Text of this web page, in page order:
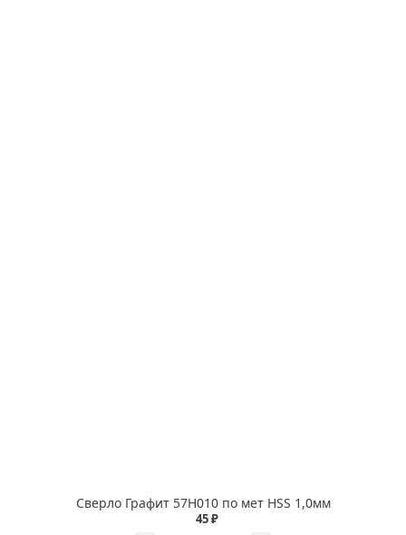
Сверло Графит 57Н010 по мет HSS 1,0мм
45 ₽